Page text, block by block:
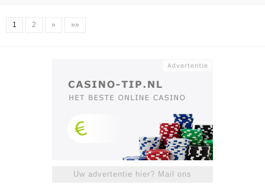
1 2 » »»
Uw advertentie hier? Mail ons